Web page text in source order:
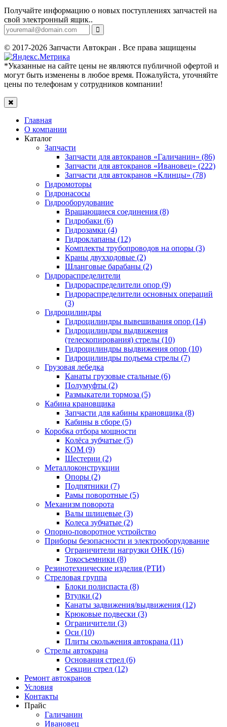
Получайте информацию о новых поступлениях запчастей на
свой электронный ящик..
© 2017-2026 Запчасти Автокран . Все права защищены
*Указанные на сайте цены не являются публичной офертой и
могут быть изменены в любое время. Пожалуйста, уточняйте
цены по телефонам у сотрудников компании!
Главная
О компании
Каталог
Запчасти
Запчасти для автокранов «Галичанин» (86)
Запчасти для автокранов «Ивановец» (222)
Запчасти для автокранов «Клинцы» (78)
Гидромоторы
Гидронасосы
Гидрооборудование
Вращающиеся соединения (8)
Гидробаки (6)
Гидрозамки (4)
Гидроклапаны (12)
Комплекты трубопроводов на опоры (3)
Краны двухходовые (2)
Шланговые барабаны (2)
Гидрораспределители
Гидрораспределители опор (9)
Гидрораспределители основных операций
(3)
Гидроцилиндры
Гидроцилиндры вывешивания опор (14)
Гидроцилиндры выдвижения
(телескопирования) стрелы (10)
Гидроцилиндры выдвижения опор (10)
Гидроцилиндры подъема стрелы (7)
Грузовая лебедка
Канаты грузовые стальные (6)
Полумуфты (2)
Размыкатели тормоза (5)
Кабина крановщика
Запчасти для кабины крановщика (8)
Кабины в сборе (5)
Коробка отбора мощности
Колёса зубчатые (5)
КОМ (9)
Шестерни (2)
Металлоконструкции
Опоры (2)
Подпятники (7)
Рамы поворотные (5)
Механизм поворота
Валы шлицевые (3)
Колеса зубчатые (2)
Опорно-поворотное устройство
Приборы безопасности и электрооборудование
Ограничители нагрузки ОНК (16)
Токосъемники (8)
Резинотехнические изделия (РТИ)
Стреловая группа
Блоки полиспаста (8)
Втулки (2)
Канаты задвижения/выдвижения (12)
Крюковые подвески (3)
Ограничители (3)
Оси (10)
Плиты скольжения автокрана (11)
Стрелы автокрана
Основания стрел (6)
Секции стрел (12)
Ремонт автокранов
Условия
Контакты
Прайс
Галичанин
Ивановец